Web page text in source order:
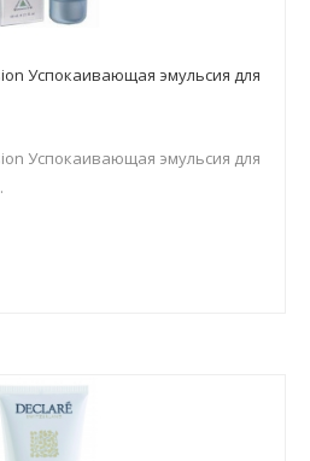
Успокаивающая эмульсия для
Успокаивающая эмульсия для